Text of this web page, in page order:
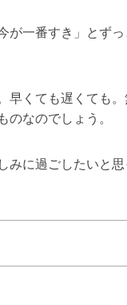
が一番すき」とず
早くても遅くても
なのでしょう。
みに過ごしたいと思